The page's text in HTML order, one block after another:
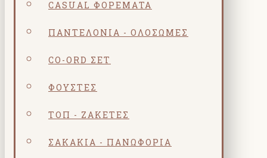
CASUAL ΦΟΡΈΜΑΤΑ
ΠΑΝΤΕΛΌΝΙΑ - ΟΛΌΣΩΜΕΣ
CO-ORD ΣΕΤ
ΦΟΎΣΤΕΣ
ΤΟΠ - ΖΑΚΈΤΕΣ
ΣΑΚΆΚΙΑ - ΠΑΝΩΦΌΡΙΑ